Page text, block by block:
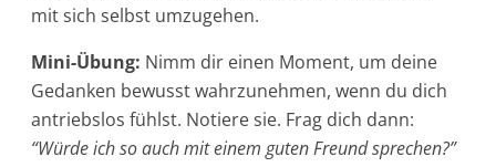
mit sich selbst umzugehen.
Mini-Übung: Nimm dir einen Moment, um deine
Gedanken bewusst wahrzunehmen, wenn du dich
antriebslos fühlst. Notiere sie. Frag dich dann:
“Würde ich so auch mit einem guten Freund sprechen?”